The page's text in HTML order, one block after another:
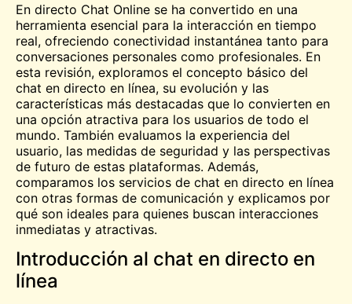
En directo Chat Online se ha convertido en una
herramienta esencial para la interacción en tiempo
real, ofreciendo conectividad instantánea tanto para
conversaciones personales como profesionales. En
esta revisión, exploramos el concepto básico del
chat en directo en línea, su evolución y las
características más destacadas que lo convierten en
una opción atractiva para los usuarios de todo el
mundo. También evaluamos la experiencia del
usuario, las medidas de seguridad y las perspectivas
de futuro de estas plataformas. Además,
comparamos los servicios de chat en directo en línea
con otras formas de comunicación y explicamos por
qué son ideales para quienes buscan interacciones
inmediatas y atractivas.
Introducción al chat en directo en
línea